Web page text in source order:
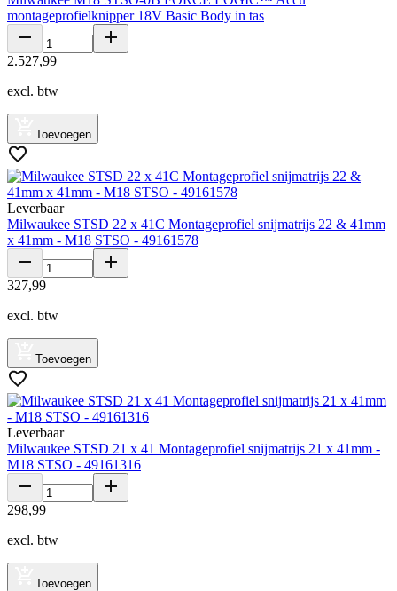
montageprofielknipper 18V Basic Body in tas
2.527,99
excl. btw
Toevoegen
Leverbaar
Milwaukee STSD 22 x 41C Montageprofiel snijmatrijs 22 & 41mm
x 41mm - M18 STSO - 49161578
327,99
excl. btw
Toevoegen
Leverbaar
Milwaukee STSD 21 x 41 Montageprofiel snijmatrijs 21 x 41mm -
M18 STSO - 49161316
298,99
excl. btw
Toevoegen